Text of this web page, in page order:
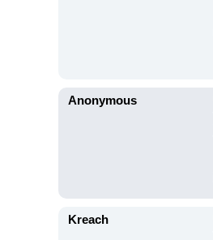
Anonymous
Kreach